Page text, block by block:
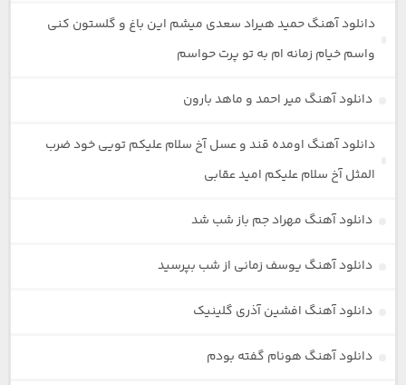
دانلود آهنگ حمید هیراد سعدی میشم این باغ و گلستون کنی
واسم خیام زمانه ام به تو پرت حواسم
دانلود آهنگ میر احمد و ماهد بارون
دانلود آهنگ اومده قند و عسل آخ سلام علیکم تویی خود ضرب
المثل آخ سلام علیکم امید عقابی
دانلود آهنگ مهراد جم باز شب شد
دانلود آهنگ یوسف زمانی از شب بپرسید
دانلود آهنگ افشین آذری گلینیک
دانلود آهنگ هونام گفته بودم